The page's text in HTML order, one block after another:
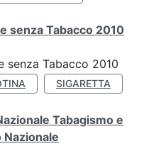
senza Tabacco 2010
senza Tabacco 2010
SIGARETTA
Tabagismo e
Nazionale